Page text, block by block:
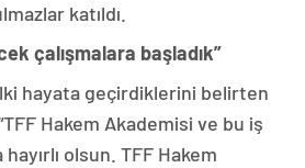
katıldı.
çalışmalara başladık”
hayata geçirdiklerini belirten
Hakem Akademisi ve bu iş
olsun. TFF Hakem